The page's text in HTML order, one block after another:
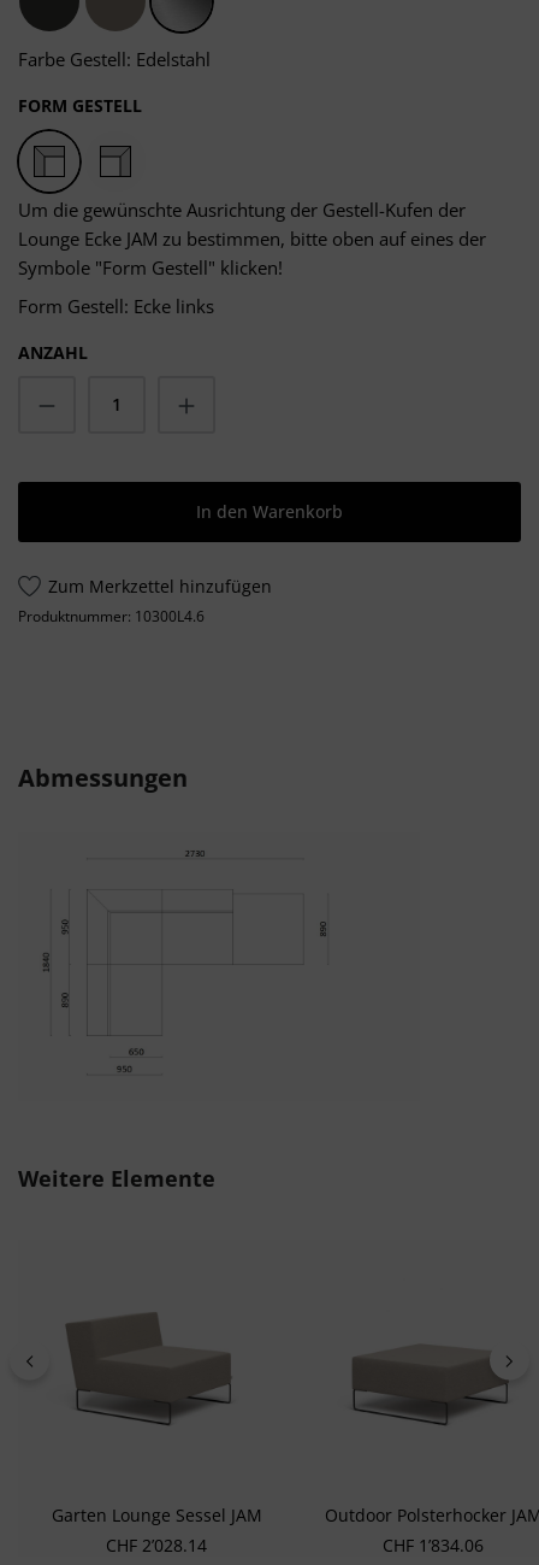
Anthrazit Taupe Edelstahl
Farbe Gestell: Edelstahl
FORM GESTELL
Ecke linksEcke rechts
Um die gewünschte Ausrichtung der Gestell-Kufen der
Lounge Ecke JAM zu bestimmen, bitte oben auf eines der
Symbole "Form Gestell" klicken!
Form Gestell: Ecke links
ANZAHL
Produkt Anzahl: Gib den gewünschten
In den Warenkorb
Zum Merkzettel hinzufügen
Produktnummer: 10300L4.6
Abmessungen
Produktgalerie überspringen
Weitere Elemente
Garten Lounge Sessel JAM
Regulärer Preis:
CHF 2’028.14
Outdoor Polsterhocker
Regulärer Preis:
CHF 1’834.06